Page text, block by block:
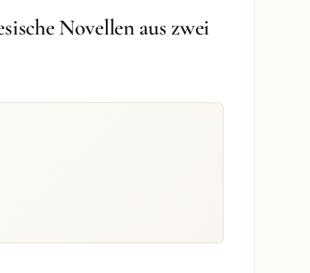
Novellen aus zwei